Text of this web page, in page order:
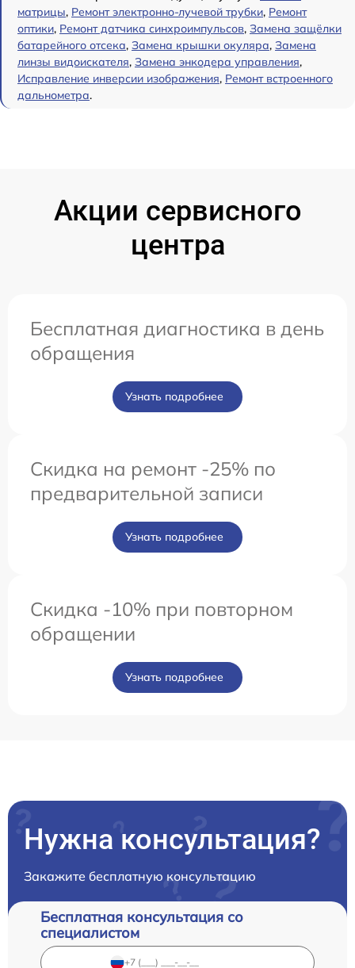
матрицы, Ремонт электронно-лучевой трубки, Ремонт
оптики, Ремонт датчика синхроимпульсов, Замена защёлки
батарейного отсека, Замена крышки окуляра, Замена
линзы видоискателя, Замена энкодера управления,
Исправление инверсии изображения, Ремонт встроенного
дальнометра.
Акции сервисного
центра
Бесплатная диагностика в день
обращения
Узнать подробнее
Скидка на ремонт -25% по
предварительной записи
Узнать подробнее
Скидка -10% при повторном
обращении
Узнать подробнее
Нужна консультация?
Закажите бесплатную консультацию
Бесплатная консультация со
специалистом